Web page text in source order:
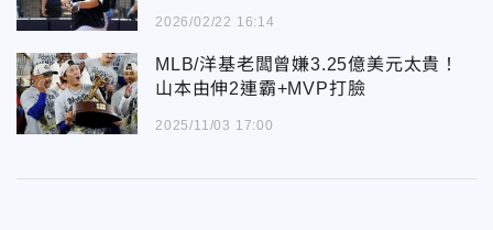
2026/02/22 16:14
MLB/洋基老闆曾嫌3.25億美元太貴！
山本由伸2連霸+MVP打臉
2025/11/03 17:00